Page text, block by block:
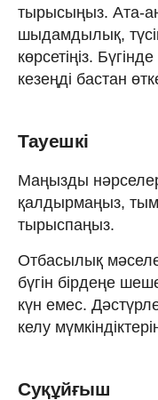
тырысыңыз. Ата-
шыдамдылық,
көрсетіңіз.
кезеңді бастан
Тауешкі
Маңызды
қалдырмаңыз, тым
тырыспаңыз.
Отбасылық
бүгін бірдеңе
күн емес.
келу
Суқұйғыш